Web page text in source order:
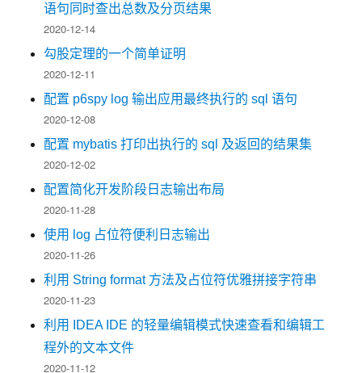
语句同时查出总数及分页结果
2020-12-14
勾股定理的一个简单证明
2020-12-11
配置 p6spy log 输出应用最终执行的 sql 语句
2020-12-08
配置 mybatis 打印出执行的 sql 及返回的结果集
2020-12-02
配置简化开发阶段日志输出布局
2020-11-28
使用 log 占位符便利日志输出
2020-11-26
利用 String format 方法及占位符优雅拼接字符串
2020-11-23
利用 IDEA IDE 的轻量编辑模式快速查看和编辑工
程外的文本文件
2020-11-12